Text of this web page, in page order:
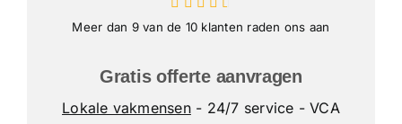
Meer dan 9 van de 10 klanten raden ons aan
Gratis offerte aanvragen
Lokale vakmensen- 24/7 service - VCA